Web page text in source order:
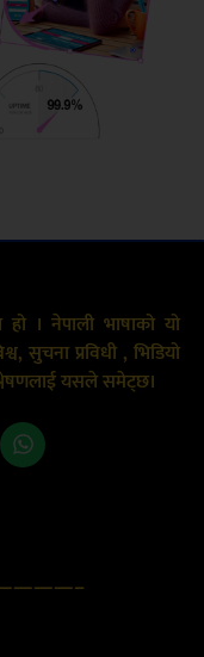
। नेपाली भाषाको यो
सुचना प्रविधी , भिडियो
यसले समेट्छ।